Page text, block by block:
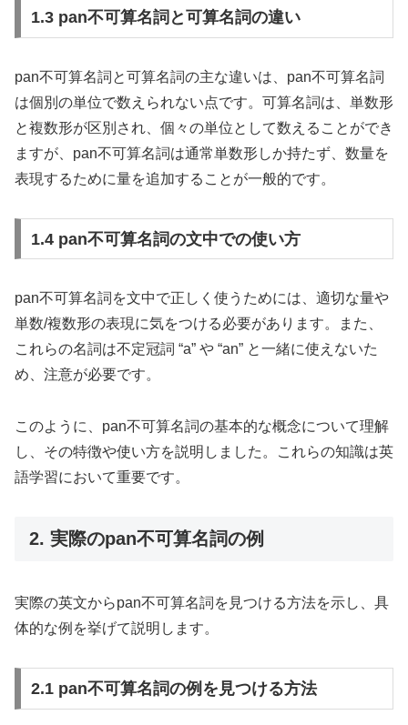
1.3 pan不可算名詞と可算名詞の違い
pan不可算名詞と可算名詞の主な違いは、pan不可算名詞
は個別の単位で数えられない点です。可算名詞は、単数形
と複数形が区別され、個々の単位として数えることができ
ますが、pan不可算名詞は通常単数形しか持たず、数量を
表現するために量を追加することが一般的です。
1.4 pan不可算名詞の文中での使い方
pan不可算名詞を文中で正しく使うためには、適切な量や
単数/複数形の表現に気をつける必要があります。また、
これらの名詞は不定冠詞 “a” や “an” と一緒に使えないた
め、注意が必要です。
このように、pan不可算名詞の基本的な概念について理解
し、その特徴や使い方を説明しました。これらの知識は英
語学習において重要です。
2. 実際のpan不可算名詞の例
実際の英文からpan不可算名詞を見つける方法を示し、具
体的な例を挙げて説明します。
2.1 pan不可算名詞の例を見つける方法